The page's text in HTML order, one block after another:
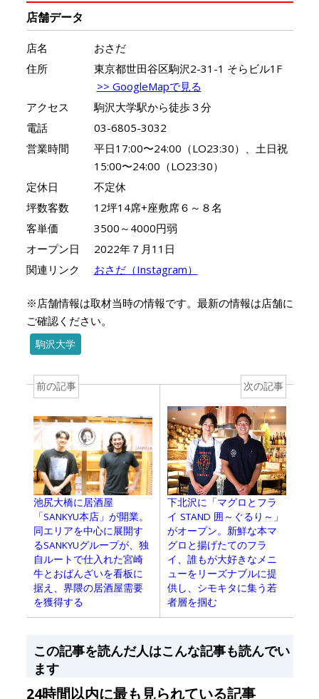
店舗データ
店名
おさだ
住所
東京都世田谷区駒沢2-31-1 そらビル1F
>> GoogleMapで見る
アクセス
駒沢大学駅から徒歩３分
電話
03-6805-3032
営業時間
平日17:00〜24:00（LO23:30）、土日祝
15:00〜24:00（LO23:30）
定休日
不定休
坪数客数
12坪14席+座敷席６～８名
客単価
3500～4000円弱
オープン日
2022年７月11日
関連リンク
おさだ（Instagram）
※店舗情報は取材当時の情報です。最新の情報は店舗に
ご確認ください。
駒沢大学
前の記事
池尻大橋に居酒屋
「SANKYU本店」が開業。
同エリアを中心に展開す
るSANKYUグループが、独
自ルートで仕入れた宮崎
牛とおばんざいを看板に
据え、界隈の居酒屋需要
を獲得する
次の記事
下北沢に「マグロとフラ
イ STAND 囲～ぐるり～」
がオープン。新鮮な本マ
グロと揚げたてのフラ
イ、誰もが大好きなメニ
ューをリーズナブルに提
供し、シモキタに集う若
者層を掴む
この記事を読んだ人はこんな記事も読んでい
ます
24時間以内に最も見られている記事